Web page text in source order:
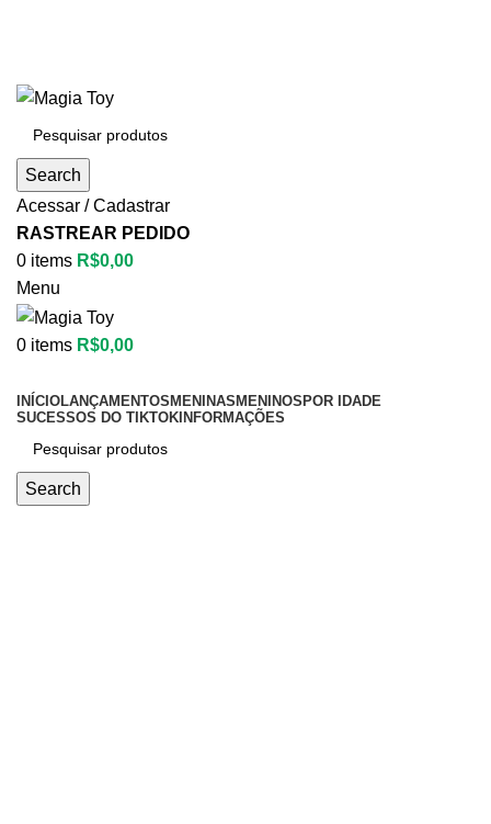
Search
Acessar / Cadastrar
RASTREAR PEDIDO
0 items R$0,00
Menu
0 items R$0,00
INÍCIOLANÇAMENTOSMENINASMENINOSPOR IDADE
SUCESSOS DO TIKTOKINFORMAÇÕES
Search